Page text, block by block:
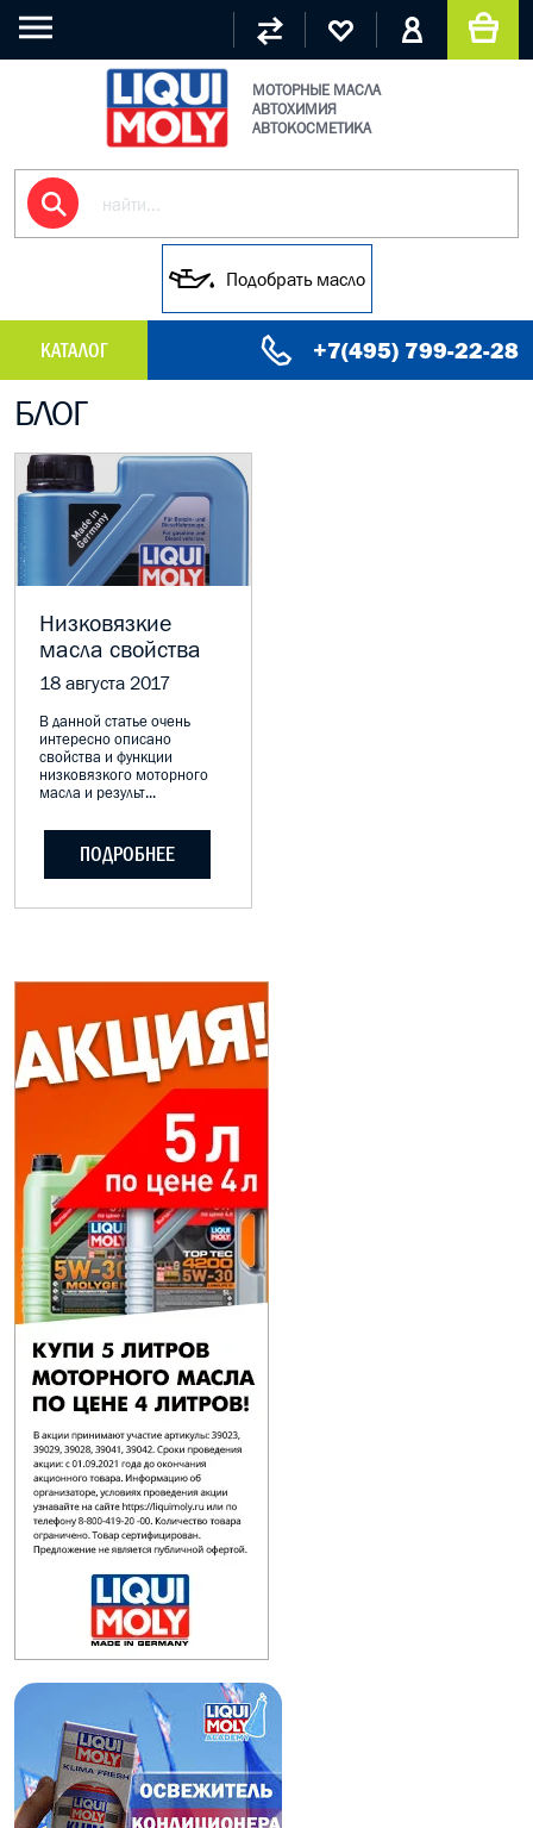
МОТОРНЫЕ МАСЛА
АВТОХИМИЯ
АВТОКОСМЕТИКА
Подобрать масло
КАТАЛОГ +7(495) 799-22-28
МАСЛО МОТОРНОЕ
ГРУЗОВЫЕ МАСЛА
ГИДРАВЛИЧЕСКИЕ МАСЛА
МАСЛО В КОРОБКУ
КОНСИСТЕНТНАЯ СМАЗКА
ИНДУСТРИАЛЬНЫЕ МАСЛА
АНТИФРИЗЫ СПЕЦЖИДКОСТИ
АВТО КОСМЕТИКА
ВСЕ БРЕНДЫ
БЛОГ
Низковязкие
масла свойства
18 августа 2017
В данной статье очень
интересно описано
свойства и функции
низковязкого моторного
масла и результ...
ПОДРОБНЕЕ